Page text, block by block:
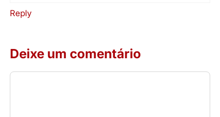
Reply
Deixe um comentário
Comentário